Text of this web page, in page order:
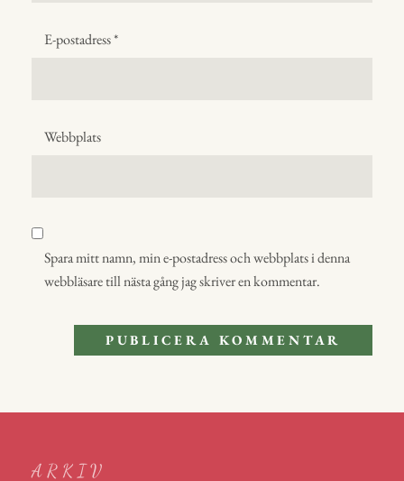
E-postadress*
Webbplats
Spara mitt namn, min e-postadress och webbplats i denna
webbläsare till nästa gång jag skriver en kommentar.
ARKIV